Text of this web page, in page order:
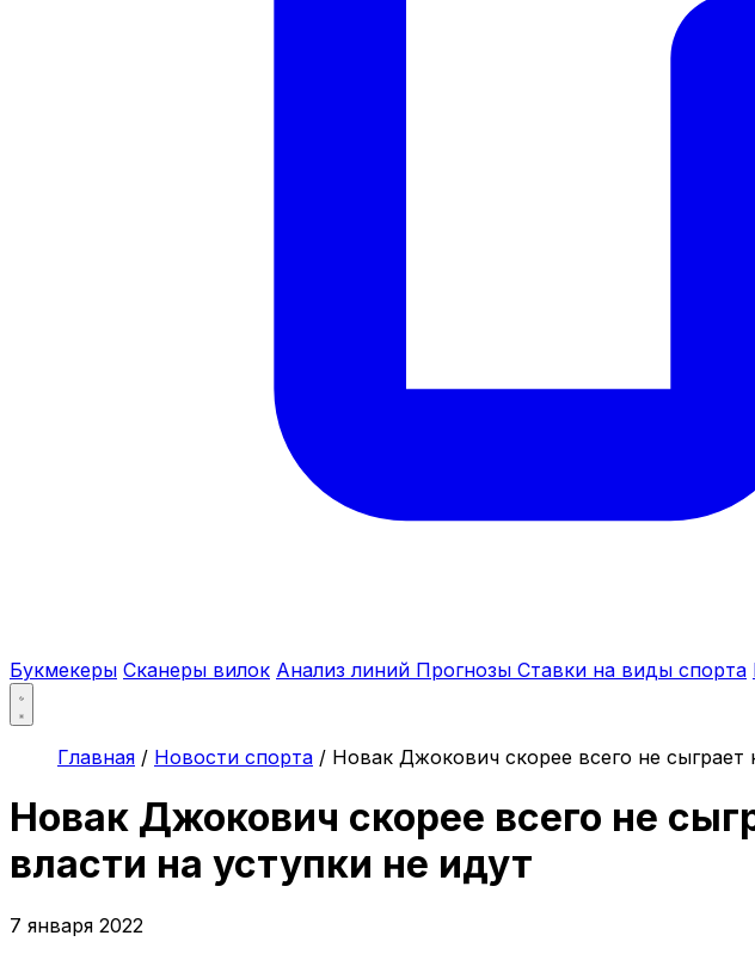
Букмекеры Сканеры вилок Анализ линий Прогнозы Ставки на виды спорта
Главная / Новости спорта / Новак Джокович скорее всего не
Новак Джокович скорее всего не
власти на уступки не идут
7 января 2022